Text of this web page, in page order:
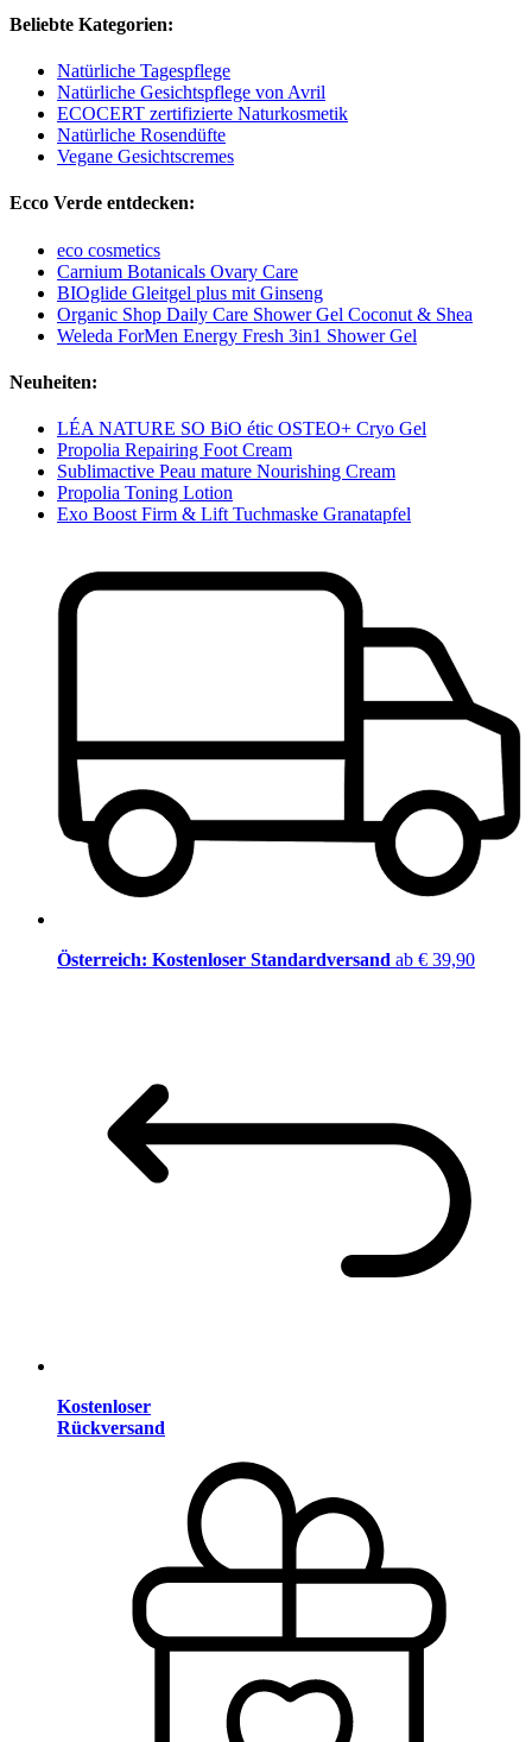
Beliebte Kategorien:
Natürliche Tagespflege
Natürliche Gesichtspflege von Avril
ECOCERT zertifizierte Naturkosmetik
Natürliche Rosendüfte
Vegane Gesichtscremes
Ecco Verde entdecken:
eco cosmetics
Carnium Botanicals Ovary Care
BIOglide Gleitgel plus mit Ginseng
Organic Shop Daily Care Shower Gel Coconut & Shea
Weleda ForMen Energy Fresh 3in1 Shower Gel
Neuheiten:
LÉA NATURE SO BiO étic OSTEO+ Cryo Gel
Propolia Repairing Foot Cream
Sublimactive Peau mature Nourishing Cream
Propolia Toning Lotion
Exo Boost Firm & Lift Tuchmaske Granatapfel
Österreich: Kostenloser Standardversand ab € 39,90
Kostenloser
Rückversand